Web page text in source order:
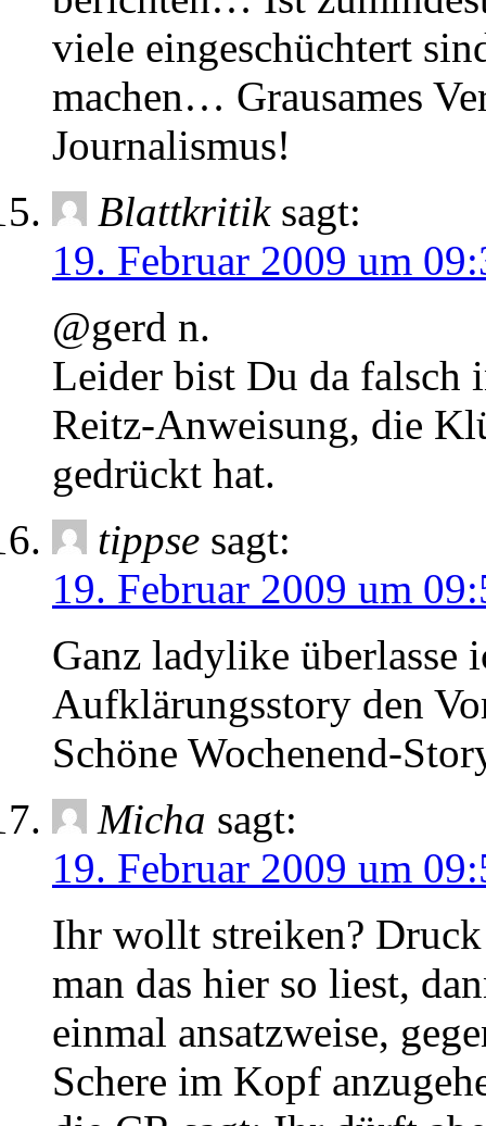
viele eingeschüchtert
machen… Grausames
Journalismus!
Blattkritik sagt:
19. Februar 2009 um
@gerd n.
Leider bist Du da falsch
Reitz-Anweisung, die
gedrückt hat.
tippse sagt:
19. Februar 2009 um
Ganz ladylike überlasse
Aufklärungsstory den
Schöne Wochenend-
Micha sagt:
19. Februar 2009 um
Ihr wollt streiken? Druck
man das hier so liest,
einmal ansatzweise,
Schere im Kopf